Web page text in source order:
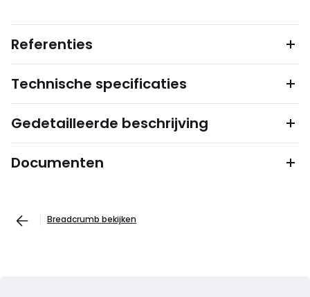
Referenties
Technische specificaties
Gedetailleerde beschrijving
Documenten
Breadcrumb bekijken